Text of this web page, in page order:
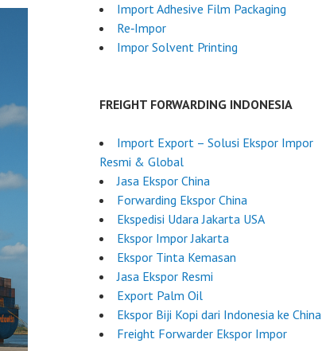
Import Adhesive Film Packaging
Re‑Impor
Impor Solvent Printing
FREIGHT FORWARDING INDONESIA
Import Export – Solusi Ekspor Impor
Resmi & Global
Jasa Ekspor China
Forwarding Ekspor China
Ekspedisi Udara Jakarta USA
Ekspor Impor Jakarta
Ekspor Tinta Kemasan
Jasa Ekspor Resmi
Export Palm Oil
Ekspor Biji Kopi dari Indonesia ke China
Freight Forwarder Ekspor Impor